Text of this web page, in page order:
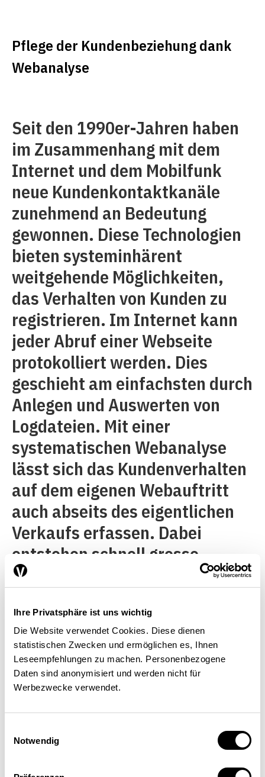
Ihre Privatsphäre ist uns wichtig
Die Website verwendet Cookies. Diese dienen
statistischen Zwecken und ermöglichen es, Ihnen
Leseempfehlungen zu machen. Personenbezogene
Daten sind anonymisiert und werden nicht für
Werbezwecke verwendet.
Notwendig
Pflege der Kundenbeziehung dank
Webanalyse
Seit den 1990er-Jahren haben
im Zusammenhang mit dem
Internet und dem Mobilfunk
neue Kundenkontaktkanäle
zunehmend an Bedeutung
gewonnen. Diese Technologien
bieten systeminhärent
weitgehende Möglichkeiten,
das Verhalten von Kunden zu
registrieren. Im Internet kann
jeder Abruf einer Webseite
protokolliert werden. Dies
geschieht am einfachsten durch
Anlegen und Auswerten von
Logdateien. Mit einer
systematischen Webanalyse
lässt sich das Kundenverhalten
auf dem eigenen Webauftritt
auch abseits des eigentlichen
Verkaufs erfassen. Dabei
entstehen schnell grosse
Datenmengen, die für
und angereichert werden
müssen. Die Verarbeitung
dieser Daten erfordert spezielle
Analysewerkzeuge. Die
Verhalten können unmittelbar
umgesetzt werden, um ihren